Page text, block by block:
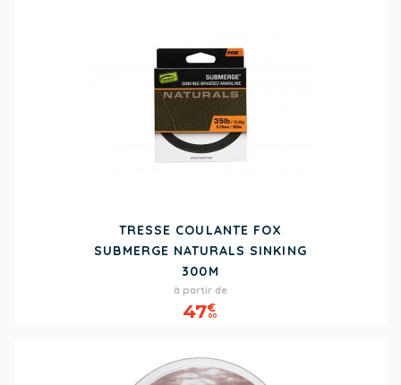
TRESSE COULANTE FOX
SUBMERGE NATURALS SINKING
300M
Prix
à partir de
47€
00